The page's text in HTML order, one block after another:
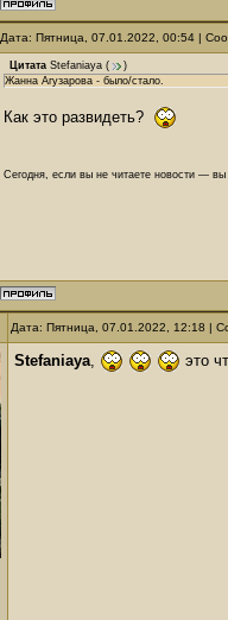
Дата: Пятница, 07.01.2022, 00:54 |
Цитата Stefaniaya (
)
Жанна Агузарова - было/стало.
Как это развидеть?
Сегодня, если вы не читаете новости —
Дата: Пятница, 07.01.2022, 12:18 |
Stefaniaya это